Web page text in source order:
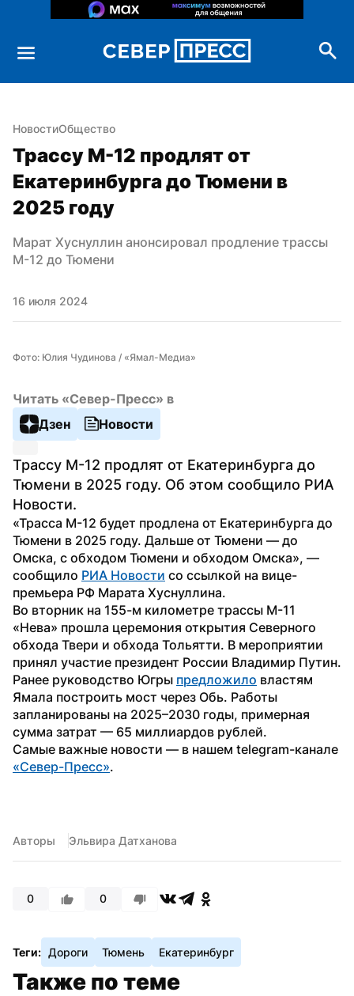
НовостиОбщество
Трассу М-12 продлят от
Екатеринбурга до Тюмени в
2025 году
Марат Хуснуллин анонсировал продление трассы
М-12 до Тюмени
16 июля 2024
Фото: Юлия Чудинова / «Ямал-Медиа»
Читать «Север-Пресс» в
Дзен
Новости
Трассу М-12 продлят от Екатеринбурга до
Тюмени в 2025 году. Об этом сообщило РИА
Новости.
«Трасса М-12 будет продлена от Екатеринбурга до
Тюмени в 2025 году. Дальше от Тюмени — до
Омска, с обходом Тюмени и обходом Омска», —
сообщило РИА Новости со ссылкой на вице-
премьера РФ Марата Хуснуллина.
Во вторник на 155-м километре трассы М-11
«Нева» прошла церемония открытия Северного
обхода Твери и обхода Тольятти. В мероприятии
принял участие президент России Владимир Путин.
Ранее руководство Югры предложило властям
Ямала построить мост через Обь. Работы
запланированы на 2025–2030 годы, примерная
сумма затрат — 65 миллиардов рублей.
«Север-Пресс».
Авторы Эльвира Датханова
0 0
Теги: Дороги Тюмень Екатеринбург
Также по теме